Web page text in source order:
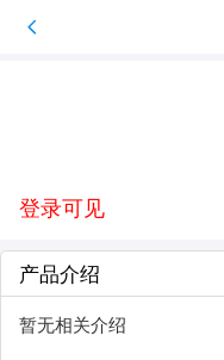
登录可见
产品介绍
暂无相关介绍